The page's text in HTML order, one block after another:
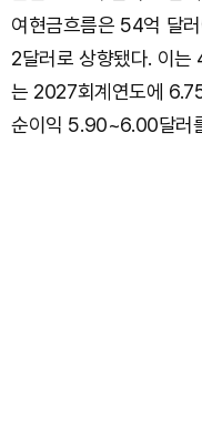
여현금흐름은 54억 달
2달러로 상향됐다. 이
는 2027회계연도에
순이익 5.90~6.00달러